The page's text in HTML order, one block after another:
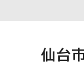
仙台